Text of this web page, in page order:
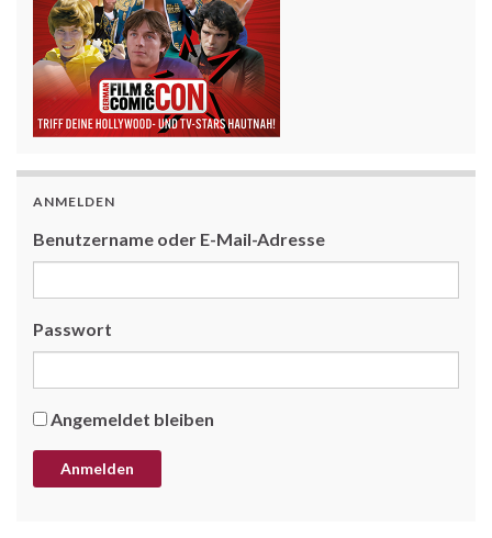
ANMELDEN
Benutzername oder E-Mail-Adresse
Passwort
Angemeldet bleiben